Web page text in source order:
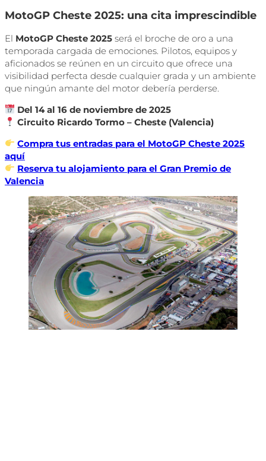
MotoGP Cheste 2025: una cita imprescindible
El MotoGP Cheste 2025 será el broche de oro a una
temporada cargada de emociones. Pilotos, equipos y
aficionados se reúnen en un circuito que ofrece una
visibilidad perfecta desde cualquier grada y un ambiente
que ningún amante del motor debería perderse.
Del 14 al 16 de noviembre de 2025
Circuito Ricardo Tormo – Cheste (Valencia)
Compra tus entradas para el MotoGP Cheste 2025
aquí
Reserva tu alojamiento para el Gran Premio de
Valencia